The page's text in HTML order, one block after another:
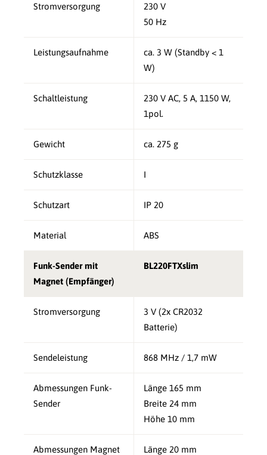
Stromversorgung
230 V
50 Hz
Leistungsaufnahme
ca. 3 W (Standby < 1
W)
Schaltleistung
230 V AC, 5 A, 1150 W,
1pol.
Gewicht ca. 275 g
Schutzklasse I
Schutzart IP 20
Material ABS
Funk-Sender mit
Magnet (Empfänger)
BL220FTXslim
Stromversorgung
3 V (2x CR2032
Batterie)
Sendeleistung 868 MHz / 1,7 mW
Abmessungen Funk-
Sender
Länge 165 mm
Breite 24 mm
Höhe 10 mm
Abmessungen Magnet
Länge 20 mm